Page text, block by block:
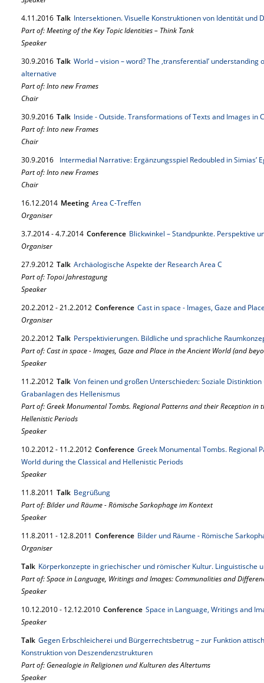
4.11.2016 Talk Intersektionen. Visuelle Konstruktionen von Identität und
Part of: Meeting of the Key Topic Identities – Think Tank
Speaker
30.9.2016 Talk World – vision – word? The ‚transferential’ understanding
alternative
Part of: Into new Frames
Chair
30.9.2016 Talk Inside - Outside. Transformations of Texts and Images in
Part of: Into new Frames
Chair
30.9.2016
Intermedial Narrative: Ergänzungsspiel Redoubled in Simias’
Part of: Into new Frames
Chair
16.12.2014 Meeting Area C-Treffen
Organiser
3.7.2014-4.7.2014 Conference Blickwinkel – Standpunkte. Perspektive
Organiser
27.9.2012 Talk Archäologische Aspekte der Research Area C
Part of: Topoi Jahrestagung
Speaker
20.2.2012-21.2.2012 Conference Cast in space - Images, Gaze and
Organiser
20.2.2012 Talk Perspektivierungen. Bildliche und sprachliche
Part of: Cast in space - Images, Gaze and Place in the Ancient World (and
Speaker
11.2.2012 Talk Von feinen und großen Unterschieden: Soziale
Grabanlagen des Hellenismus
Part of: Greek Monumental Tombs. Regional Patterns and their Reception in
Hellenistic Periods
Speaker
10.2.2012- 11.2.2012 Conference Greek Monumental Tombs. Regional
World during the Classical and Hellenistic Periods
Speaker
11.8.2011 Talk Begrüßung
Part of: Bilder und Räume - Römische Sarkophage im Kontext
Speaker
11.8.2011 - 12.8.2011 Conference Bilder und Räume - Römische
Organiser
Talk Körperkonzepte in griechischer und römischer Kultur. Linguistische
Part of: Space in Language, Writings and Images: Communalities and
Speaker
10.12.2010- 12.12.2010 Conference Space in Language, Writings and
Speaker
Talk Gegen Erbschleicherei und Bürgerrechtsbetrug – zur Funktion
Konstruktion von Deszendenzstrukturen
Part of: Genealogie in Religionen und Kulturen des Altertums
Speaker